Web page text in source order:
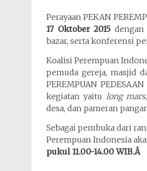
Perayaan PEKAN
17 Oktober 2015 dengan
bazar, serta konferensi
Koalisi Perempuan
pemuda gereja, masjid
PEREMPUAN
kegiatan yaitu long mars
desa, dan pameran
Sebagai pembuka dari
Perempuan Indonesia
pukul 11.00-14.00 WIB.Â